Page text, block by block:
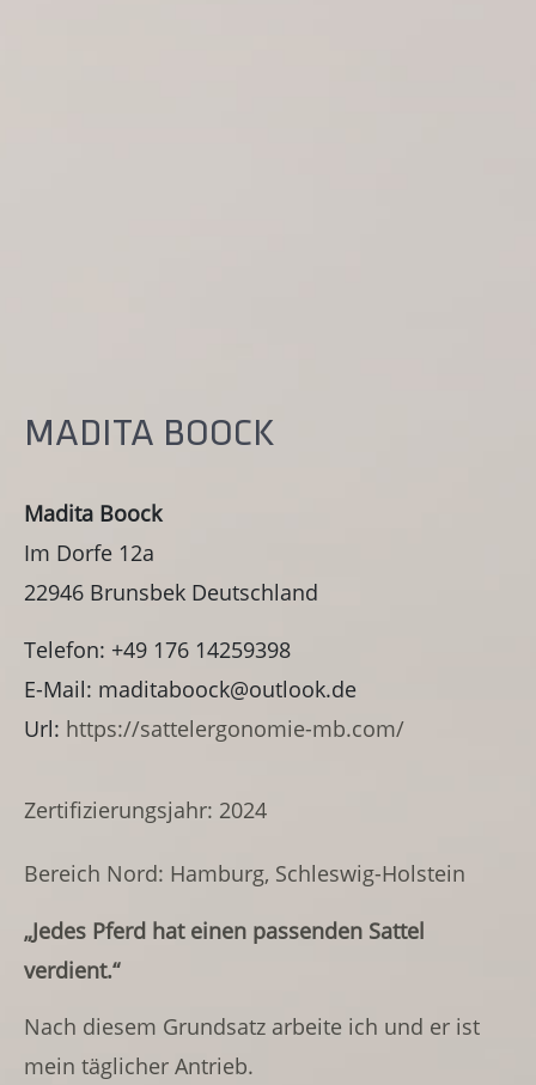
MADITA BOOCK
Madita Boock
Im Dorfe 12a
22946 Brunsbek Deutschland
Telefon: +49 176 14259398
E-Mail: maditaboock@outlook.de
Url: https://sattelergonomie-mb.com/
Zertifizierungsjahr: 2024
Bereich Nord: Hamburg, Schleswig-Holstein
„Jedes Pferd hat einen passenden Sattel
verdient.“
Nach diesem Grundsatz arbeite ich und er ist
mein täglicher Antrieb.